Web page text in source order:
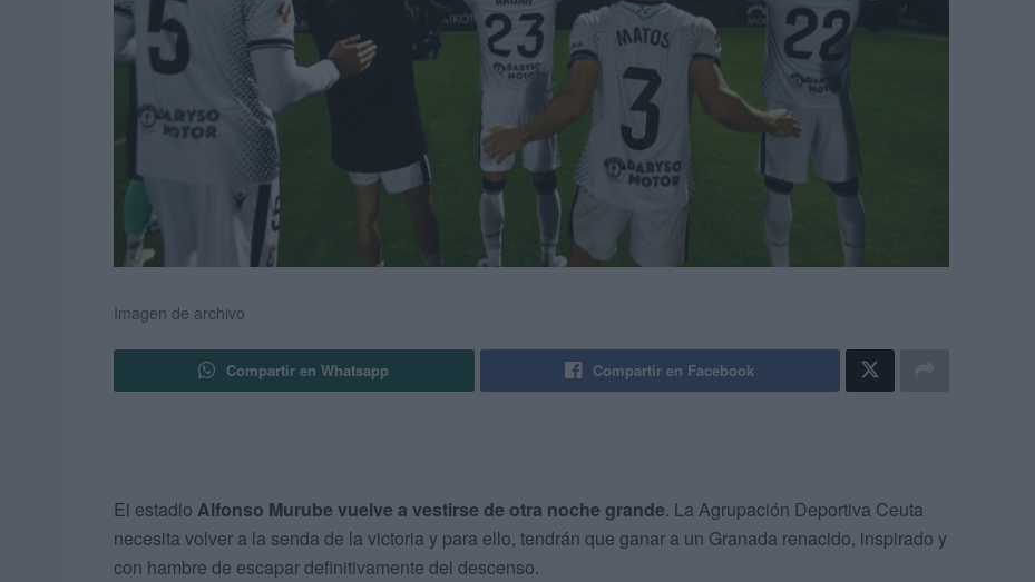
Imagen de archivo
Compartir en Whatsapp Compartir en Facebook
El estadio Alfonso Murube vuelve a vestirse de otra noche grande. La Agrupación Deportiva Ceuta
necesita volver a la senda de la victoria y para ello, tendrán que ganar a un Granada renacido, inspirado y
con hambre de escapar definitivamente del descenso.